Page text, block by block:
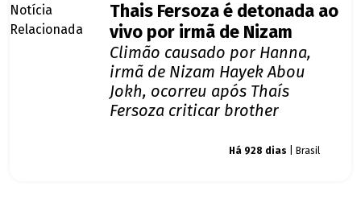
Thais Fersoza é detonada ao
vivo por irmã de Nizam
Climão causado por Hanna,
irmã de Nizam Hayek Abou
Jokh, ocorreu após Thaís
Fersoza criticar brother
Há 928 dias | Brasil